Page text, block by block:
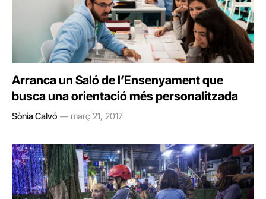
Arranca un Saló de l’Ensenyament que
busca una orientació més personalitzada
Sònia Calvó març 21, 2017